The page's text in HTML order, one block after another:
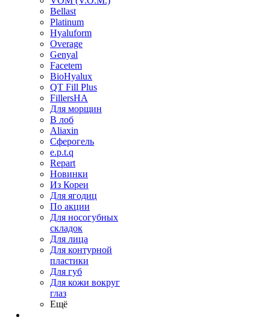
Bellast
Platinum
Hyaluform
Overage
Genyal
Facetem
BioHyalux
QT Fill Plus
FillersHA
Для морщин
В лоб
Aliaxin
Сферогель
e.p.t.q
Repart
Новинки
Из Кореи
Для ягодиц
По акции
Для носогубных
складок
Для лица
Для контурной
пластики
Для губ
Для кожи вокруг
глаз
Ещё